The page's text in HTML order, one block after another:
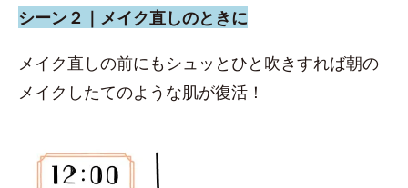
シーン２｜メイク直しのときに
メイク直しの前にもシュッとひと吹きすれば朝の
メイクしたてのような肌が復活！